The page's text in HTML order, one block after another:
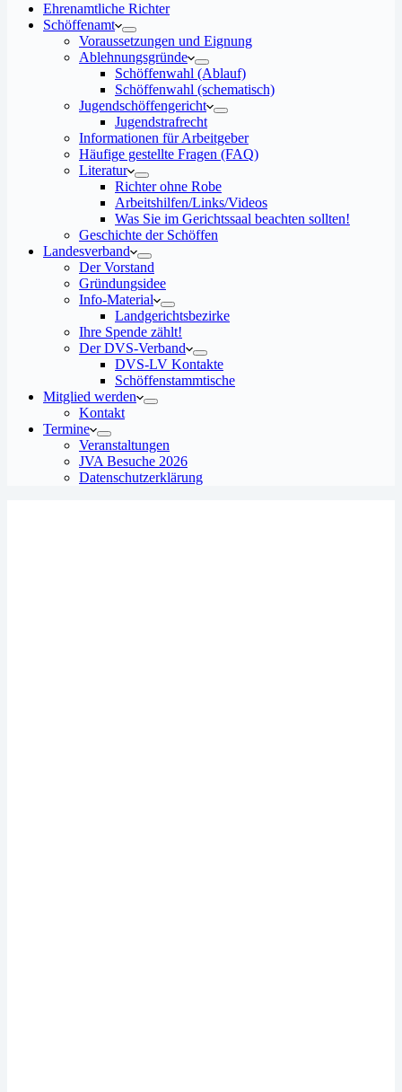
Ehrenamtliche Richter
Schöffenamt
Voraussetzungen und Eignung
Ablehnungsgründe
Schöffenwahl (Ablauf)
Schöffenwahl (schematisch)
Jugendschöffengericht
Jugendstrafrecht
Informationen für Arbeitgeber
Häufige gestellte Fragen (FAQ)
Literatur
Richter ohne Robe
Arbeitshilfen/Links/Videos
Was Sie im Gerichtssaal beachten sollten!
Geschichte der Schöffen
Landesverband
Der Vorstand
Gründungsidee
Info-Material
Landgerichtsbezirke
Ihre Spende zählt!
Der DVS-Verband
DVS-LV Kontakte
Schöffenstammtische
Mitglied werden
Kontakt
Termine
Veranstaltungen
JVA Besuche 2026
Datenschutz­erklärung